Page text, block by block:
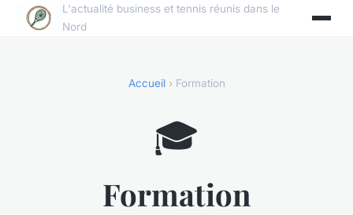
L'actualité business et tennis réunis dans le
Nord
Accueil› Formation
🎓
Formation